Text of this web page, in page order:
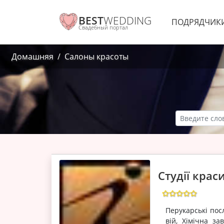
BESTWEDDING
Свадебный портал
Домашняя Салоны красоты
Студії
Перукарські
вій, Хімічна